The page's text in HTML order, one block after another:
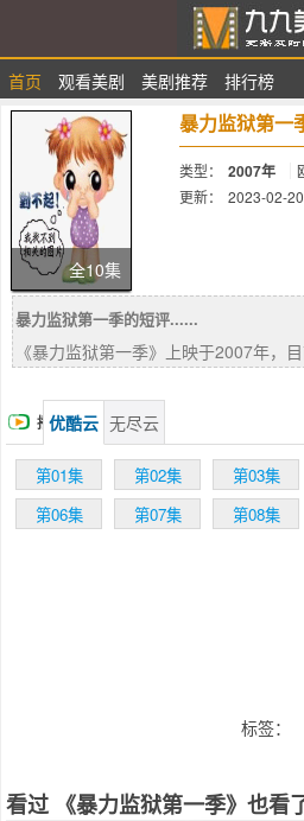
九九美
首页 观看美剧 美剧推荐 排行榜
全10集
暴力监狱第一
类型： 2007年
更新：
2023-02-
暴力监狱第一季的短评......
《暴力监狱第一季》上映于2007年，目
播优酷云 无尽云
第01集 第02集 第03集
第06集
第07集 第08集
标签：
看过 《暴力监狱第一季》也看